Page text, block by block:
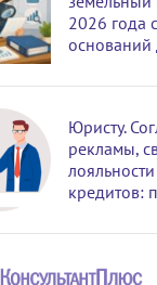
2026 года
оснований
Юристу.
рекламы,
кредитов: